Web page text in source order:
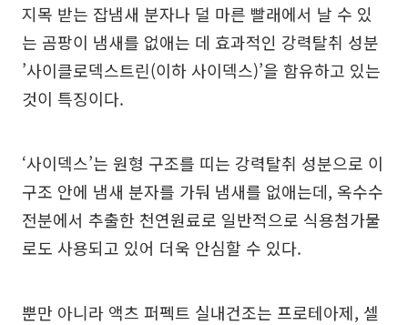
지목 받는 잡냄새 분자나 덜 마른 빨래에서 날 수 있
는 곰팡이 냄새를 없애는 데 효과적인 강력탈취 성분
’사이클로덱스트린(이하 사이덱스)’을 함유하고 있는
것이 특징이다.
‘사이덱스’는 원형 구조를 띠는 강력탈취 성분으로 이
구조 안에 냄새 분자를 가둬 냄새를 없애는데, 옥수수
전분에서 추출한 천연원료로 일반적으로 식용첨가물
로도 사용되고 있어 더욱 안심할 수 있다.
뿐만 아니라 액츠 퍼펙트 실내건조는 프로테아제, 셀